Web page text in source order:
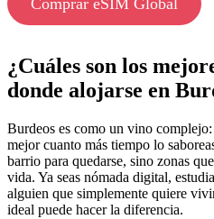
Comprar eSIM Global
¿Cuáles son los
donde alojarse en
Burdeos es como un vino
mejor cuanto más tiempo lo
barrio para quedarse, sino zonas
vida. Ya seas nómada digital,
alguien que simplemente quiere
ideal puede hacer la diferencia.